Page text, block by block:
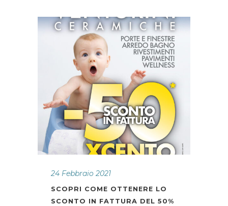
24 Febbraio 2021
SCOPRI COME OTTENERE LO
SCONTO IN FATTURA DEL 50%